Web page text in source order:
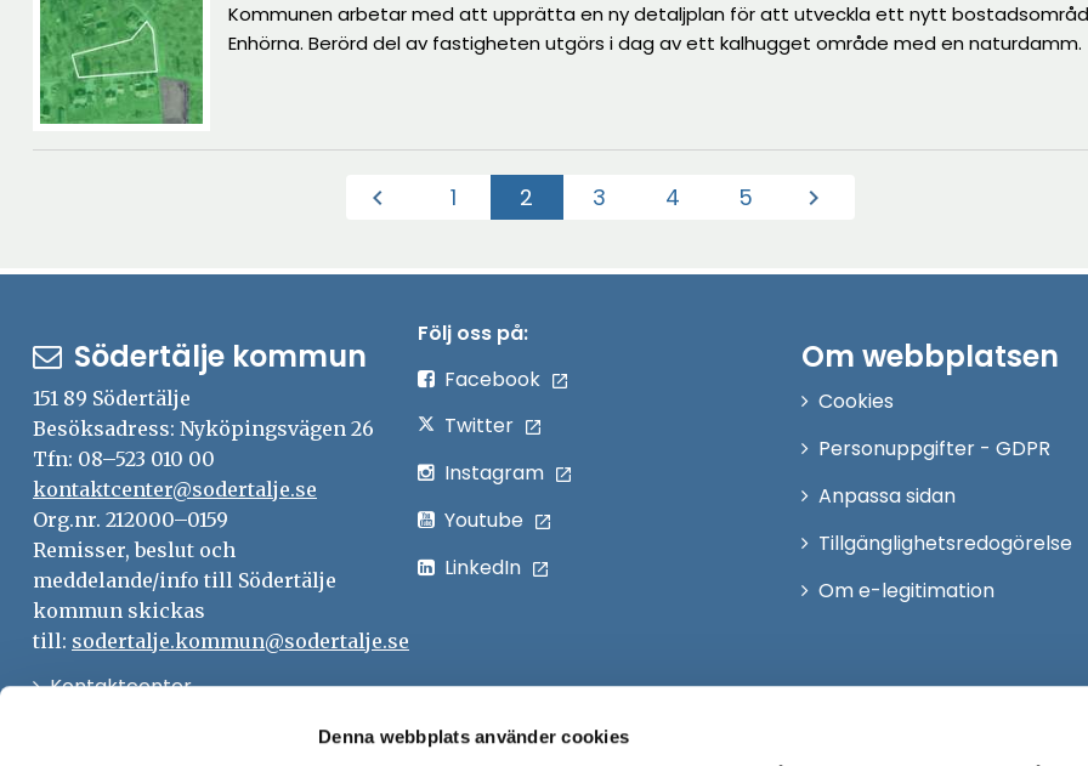
Denna webbplats använder cookies
Kommunen arbetar med att upprätta en ny detaljplan för att utveckla ett nytt
Enhörna. Berörd del av fastigheten utgörs i dag av ett kalhugget område med en naturdamm.
chevron_left 1 2(Aktuell)
3 4 5 chevron_right
Södertälje kommun
151 89 Södertälje
Besöksadress: Nyköpingsvägen 26
Tfn: 08–523 010 00
kontaktcenter@sodertalje.se
Org.nr. 212000–0159
Remisser, beslut och
meddelande/info till Södertälje
kommun skickas
till: sodertalje.kommun@sodertalje.se
KontaktcenterÖppna
Följ oss på:
Facebook
Twitter
Instagram
Youtube
LinkedIn
Om webbplatsen
Cookies
Personuppgifter - GDPR
Anpassa sidan
Tillgänglighetsredogörelse
Om e-legitimation